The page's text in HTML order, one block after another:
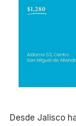
Desde Jalisco